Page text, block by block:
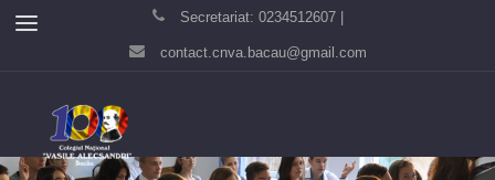
Secretariat: 0234512607 |
contact.cnva.bacau@gmail.com